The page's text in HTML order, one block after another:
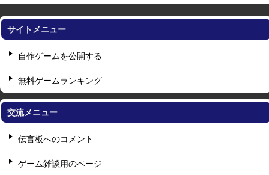
サイトメニュー
自作ゲームを公開する
無料ゲームランキング
交流メニュー
伝言板へのコメント
ゲーム雑談用のページ